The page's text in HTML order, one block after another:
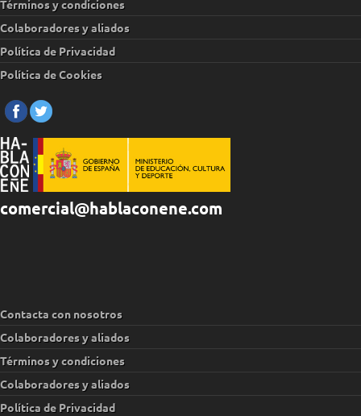
Términos y condiciones
Colaboradores y aliados
Política de Privacidad
Política de Cookies
comercial@hablaconene.com
Contacta con nosotros
Colaboradores y aliados
Términos y condiciones
Colaboradores y aliados
Política de Privacidad